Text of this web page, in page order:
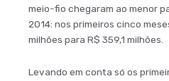
meio-fio chegaram ao menor
2014: nos primeiros cinco
milhões para R$ 359,1 milhões.
Levando em conta só os